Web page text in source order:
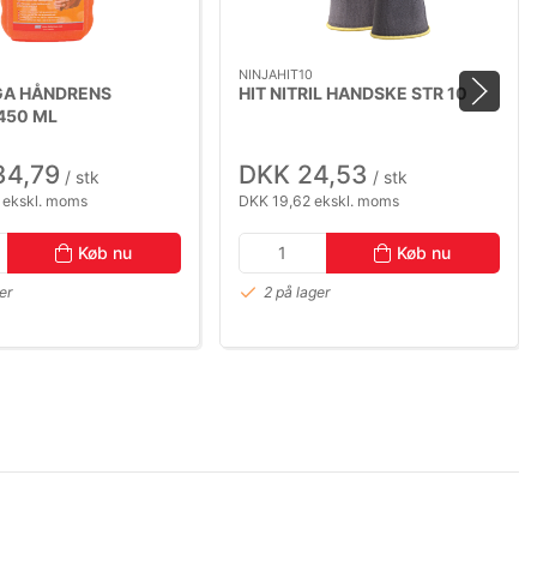
HÅNDRENS
ML
/ stk
moms
Køb nu
NINJAHIT10
HIT NITRIL HANDSKE STR 10
DKK 24,53 / stk
DKK 19,62 ekskl. moms
Køb nu
2 på lager